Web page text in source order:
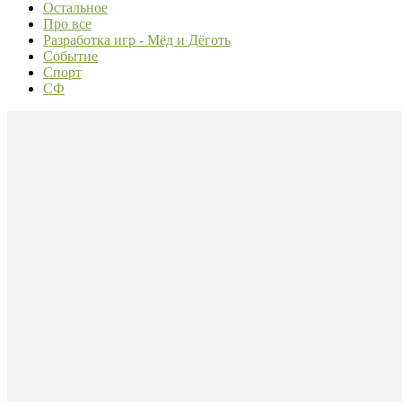
Остальное
Про все
Разработка игр - Мёд и Дёготь
Событие
Спорт
СФ